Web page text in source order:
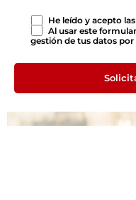
He leído y acepto las
Al usar este
gestión de tus datos